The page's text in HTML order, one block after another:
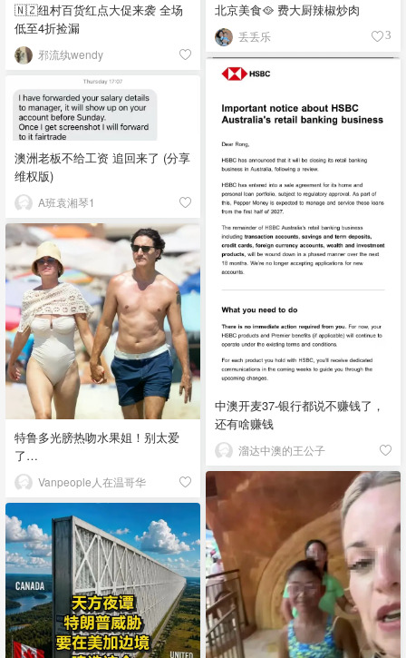
🇳🇿纽村百货红点大促来袭 全场
低至4折捡漏
邪流纨wendy
北京美食🥘 费大厨辣椒炒肉
丢丢乐 3
中澳开麦37-银行都说不赚钱了，
还有啥赚钱
溜达中澳的王公子
澳洲老板不给工资 追回来了 (分享
维权版)
A班袁湘琴1
特鲁多光膀热吻水果姐！别太爱
了…
Vanpeople人在温哥华